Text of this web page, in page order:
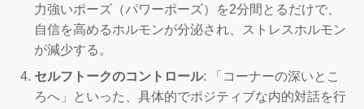
力強いポーズ（パワーポーズ）を2分間とるだけで、
自信を高めるホルモンが分泌され、ストレスホルモン
が減少する。
セルフトークのコントロール: 「コーナーの深いとこ
ろへ」といった、具体的でポジティブな内的対話を行